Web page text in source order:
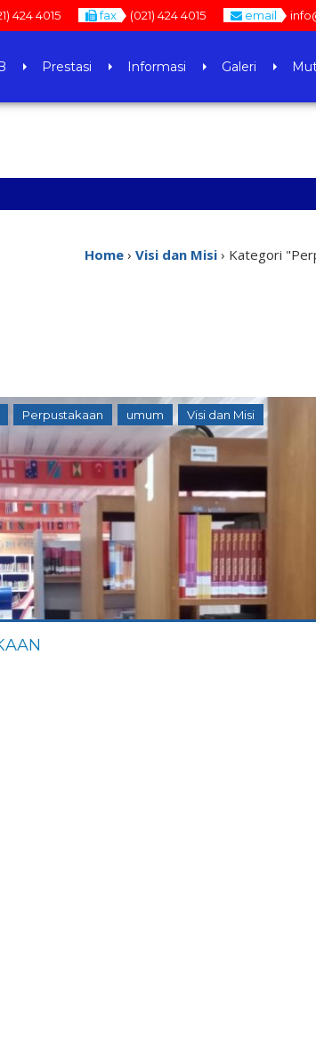
424 4015 fax (021) 424 4015 email
Prestasi Informasi Galeri
Home› Visi dan Misi› Kategori
Perpustakaan umum Visi dan Misi